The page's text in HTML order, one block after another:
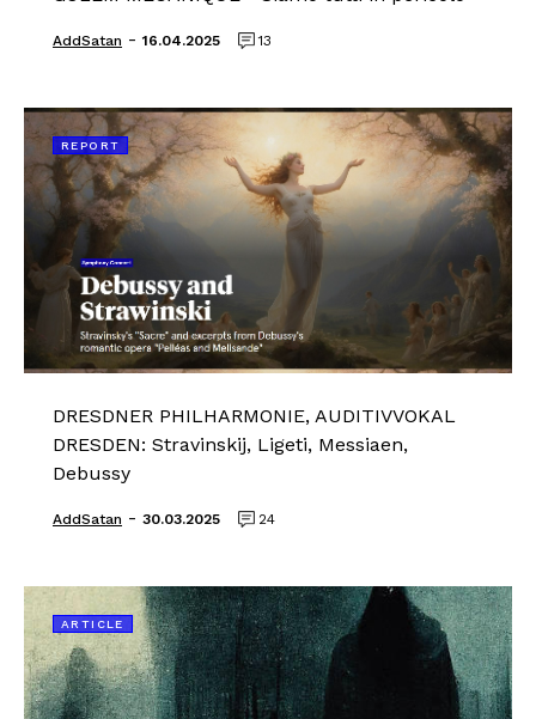
AddSatan - 16.04.2025 13
REPORT
DRESDNER PHILHARMONIE, AUDITIVVOKAL
DRESDEN: Stravinskij, Ligeti, Messiaen,
Debussy
AddSatan - 30.03.2025 24
ARTICLE